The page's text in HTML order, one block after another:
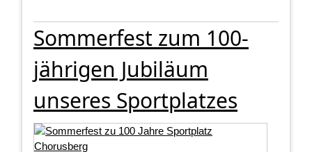
Sommerfest zum 100-
jährigen Jubiläum
unseres Sportplatzes